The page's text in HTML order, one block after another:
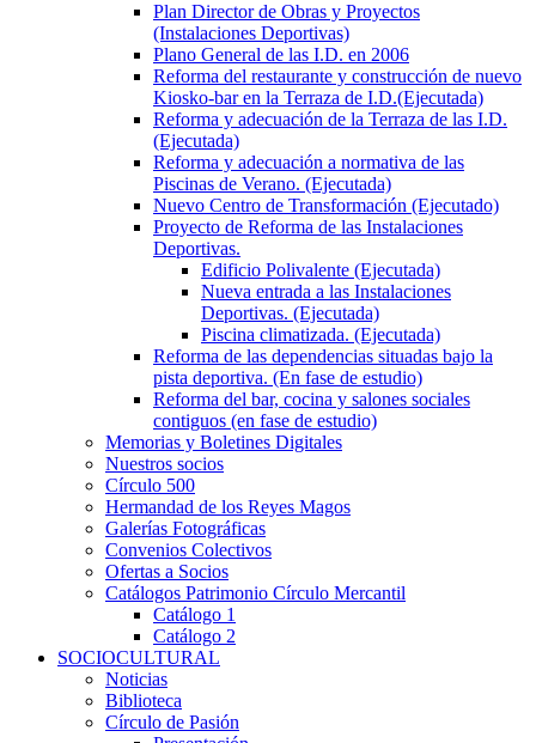
Plan Director de Obras y Proyectos
(Instalaciones Deportivas)
Plano General de las I.D. en 2006
Reforma del restaurante y construcción de nuevo
Kiosko-bar en la Terraza de I.D.(Ejecutada)
Reforma y adecuación de la Terraza de las I.D.
(Ejecutada)
Reforma y adecuación a normativa de las
Piscinas de Verano. (Ejecutada)
Nuevo Centro de Transformación (Ejecutado)
Proyecto de Reforma de las Instalaciones
Deportivas.
Edificio Polivalente (Ejecutada)
Nueva entrada a las Instalaciones
Deportivas. (Ejecutada)
Piscina climatizada. (Ejecutada)
Reforma de las dependencias situadas bajo la
pista deportiva. (En fase de estudio)
Reforma del bar, cocina y salones sociales
contiguos (en fase de estudio)
Memorias y Boletines Digitales
Nuestros socios
Círculo 500
Hermandad de los Reyes Magos
Galerías Fotográficas
Convenios Colectivos
Ofertas a Socios
Catálogos Patrimonio Círculo Mercantil
Catálogo 1
Catálogo 2
SOCIOCULTURAL
Noticias
Biblioteca
Círculo de Pasión